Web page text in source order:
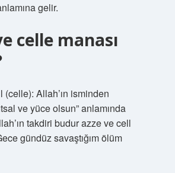
gelir.
celle manası
(celle): Allah’ın isminden
ve yüce olsun” anlamında
takdiri budur azze ve cell
gündüz savaştığım ölüm